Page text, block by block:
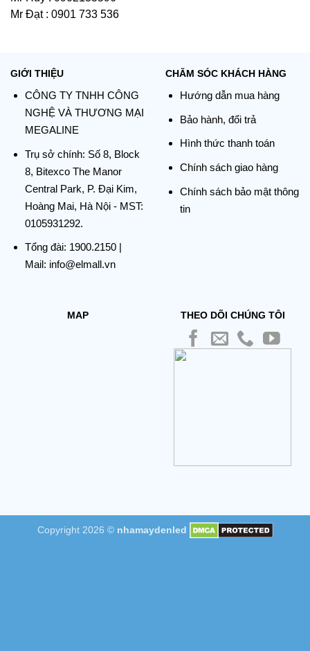
Mr Đạt : 0901 733 536
GIỚI THIỆU
CÔNG TY TNHH CÔNG
NGHỆ VÀ THƯƠNG MẠI
MEGALINE
Trụ sở chính: Số 8, Block
8, Bitexco The Manor
Central Park, P. Đại Kim,
Hoàng Mai, Hà Nội - MST:
0105931292.
Tổng đài: 1900.2150|
Mail: info@elmall.vn
CHĂM SÓC KHÁCH HÀNG
Hướng dẫn mua hàng
Bảo hành, đổi trả
Hình thức thanh toán
Chính sách giao hàng
Chính sách bảo mật thông
tin
MAP THEO DÕI CHÚNG TÔI
Copyright 2026 © nhamaydenled